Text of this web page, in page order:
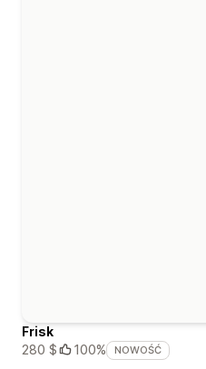
Frisk
280 $
100% NOWOŚĆ